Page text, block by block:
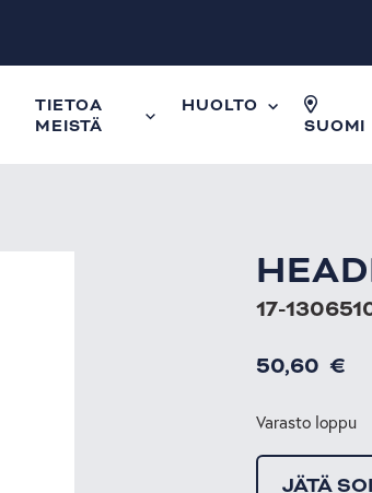
TIETOA
MEISTÄ
HUOLTO
SUOMI
17-
50,60 €
Varasto loppu
JÄTÄ